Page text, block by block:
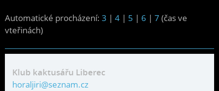
Automatické procházení: 3 | 4 | 5 | 6 | 7 (čas ve
vteřinách)
Klub kaktusářu Liberec
horaljiri@seznam.cz